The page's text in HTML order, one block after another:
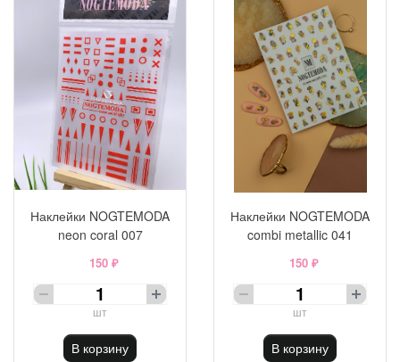
Наклейки NOGTEMODA
neon coral 007
150 ₽
шт
В корзину
Наклейки NOGTEMODA
combi metallic 041
150 ₽
шт
В корзину